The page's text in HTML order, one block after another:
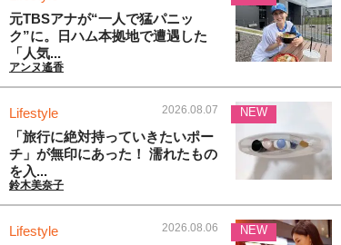
元TBSアナが“一人で猛パニッ
ク”に。日ハム本拠地で遭遇した
「人気...
アンヌ遙香
Lifestyle 2026.08.07
「旅行に絶対持っていきたいポー
チ」が無印にあった！ 濡れたもの
を入...
鈴木美奈子
NEW
Lifestyle 2026.08.06 NEW